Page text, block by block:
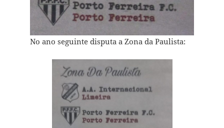
No ano seguinte disputa a Zona da Paulista: